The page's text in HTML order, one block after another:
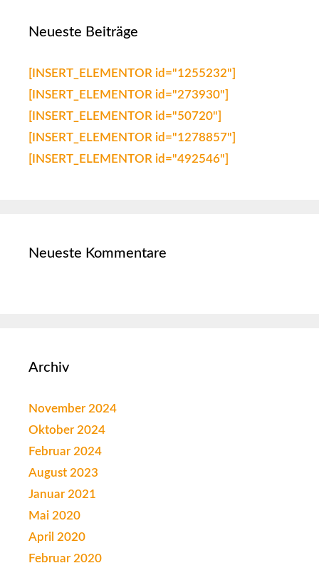
Neueste Beiträge
[INSERT_ELEMENTOR id="1255232"]
[INSERT_ELEMENTOR id="273930"]
[INSERT_ELEMENTOR id="50720"]
[INSERT_ELEMENTOR id="1278857"]
[INSERT_ELEMENTOR id="492546"]
Neueste Kommentare
Archiv
November 2024
Oktober 2024
Februar 2024
August 2023
Januar 2021
Mai 2020
April 2020
Februar 2020